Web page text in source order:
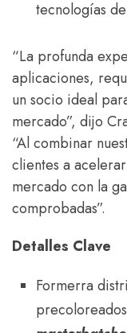
tecnologías
“La profunda
aplicaciones,
un socio ideal
mercado”, dijo
“Al combinar
clientes a
mercado con la
comprobadas”.
Detalles Clave
Formerra